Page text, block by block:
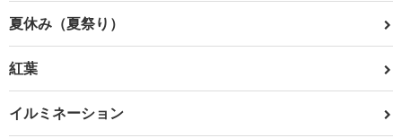
夏休み（夏祭り）
紅葉
イルミネーション